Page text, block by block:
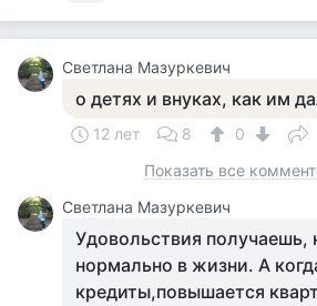
Светлана Мазуркевич
о детях и внуках, как им
12 лет 8
0
Показать все
Светлана Мазуркевич
Удовольствия получаешь,
нормально в жизни. А
кредиты,повышается